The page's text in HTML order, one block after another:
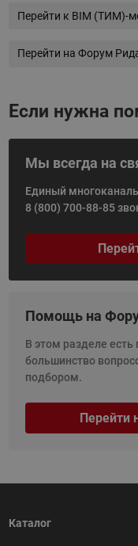
Перейти к BIM (ТИМ)-
Перейти на Форум
Если нужна
Мы всегда на
Единый
8 (800) 700-88-85
Помощь на
В этом разделе есть
большинство
подбором.
Перейти
Каталог